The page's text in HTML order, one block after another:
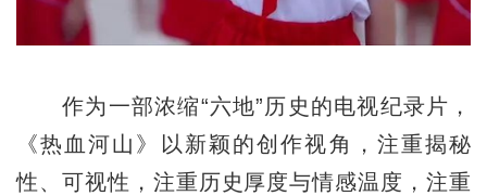
作为一部浓缩“六地”历史的电视纪录片，
《热血河山》以新颖的创作视角，注重揭秘
性、可视性，注重历史厚度与情感温度，注重